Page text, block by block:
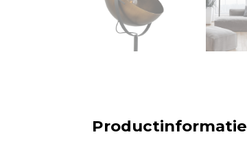
Productinformatie